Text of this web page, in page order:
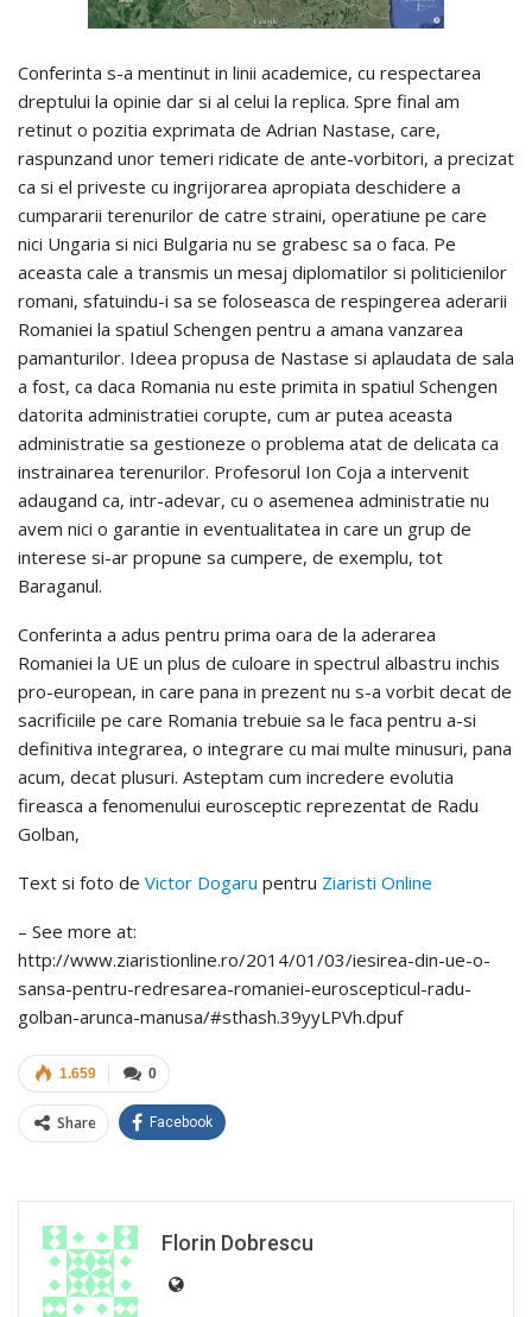
Conferinta s-a mentinut in linii academice, cu respectarea
dreptului la opinie dar si al celui la replica. Spre final am
retinut o pozitia exprimata de Adrian Nastase, care,
raspunzand unor temeri ridicate de ante-vorbitori, a precizat
ca si el priveste cu ingrijorarea apropiata deschidere a
cumpararii terenurilor de catre straini, operatiune pe care
nici Ungaria si nici Bulgaria nu se grabesc sa o faca. Pe
aceasta cale a transmis un mesaj diplomatilor si politicienilor
romani, sfatuindu-i sa se foloseasca de respingerea aderarii
Romaniei la spatiul Schengen pentru a amana vanzarea
pamanturilor. Ideea propusa de Nastase si aplaudata de sala
a fost, ca daca Romania nu este primita in spatiul Schengen
datorita administratiei corupte, cum ar putea aceasta
administratie sa gestioneze o problema atat de delicata ca
instrainarea terenurilor. Profesorul Ion Coja a intervenit
adaugand ca, intr-adevar, cu o asemenea administratie nu
avem nici o garantie in eventualitatea in care un grup de
interese si-ar propune sa cumpere, de exemplu, tot
Baraganul.
Conferinta a adus pentru prima oara de la aderarea
Romaniei la UE un plus de culoare in spectrul albastru inchis
pro-european, in care pana in prezent nu s-a vorbit decat de
sacrificiile pe care Romania trebuie sa le faca pentru a-si
definitiva integrarea, o integrare cu mai multe minusuri, pana
acum, decat plusuri. Asteptam cum incredere evolutia
fireasca a fenomenului eurosceptic reprezentat de Radu
Golban,
Text si foto de Victor Dogaru pentru Ziaristi Online
– See more at:
http://www.ziaristionline.ro/2014/01/03/iesirea-din-ue-o-
sansa-pentru-redresarea-romaniei-euroscepticul-radu-
golban-arunca-manusa/#sthash.39yyLPVh.dpuf
0
1.659
Share Facebook
Florin Dobrescu